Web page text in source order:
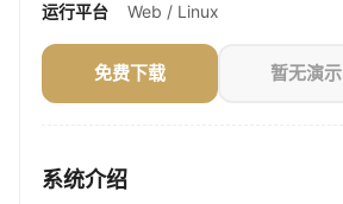
运行平台
Web / Linux
免费下载 暂无演示
系统介绍